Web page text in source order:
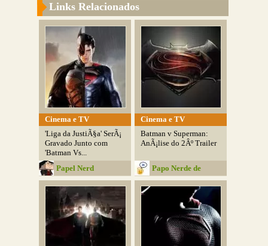
Links Relacionados
Cinema e TV
'Liga da JustiÃ§a' SerÃ¡
Gravado Junto com
'Batman Vs...
Papel Nerd
Cinema e TV
Batman v Superman:
AnÃ¡lise do 2Âº Trailer
Papo Nerde de
Boteco